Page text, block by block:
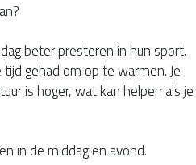
beter presteren in hun sport.
gehad om op te warmen. Je
is hoger, wat kan helpen als je
in de middag en avond.